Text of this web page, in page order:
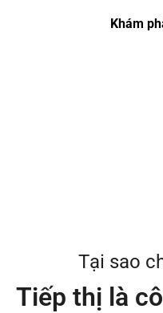
Khám
Tại sao
Tiếp thị là